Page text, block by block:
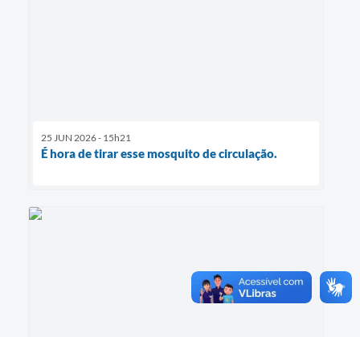
25 JUN 2026 - 15h21
É hora de tirar esse mosquito de circulação.